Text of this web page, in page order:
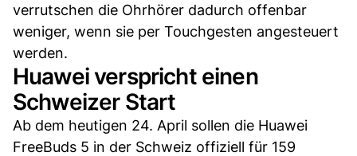
verrutschen die Ohrhörer dadurch offenbar
weniger, wenn sie per Touchgesten angesteuert
werden.
Huawei verspricht einen
Schweizer Start
Ab dem heutigen 24. April sollen die Huawei
FreeBuds 5 in der Schweiz offiziell für 159